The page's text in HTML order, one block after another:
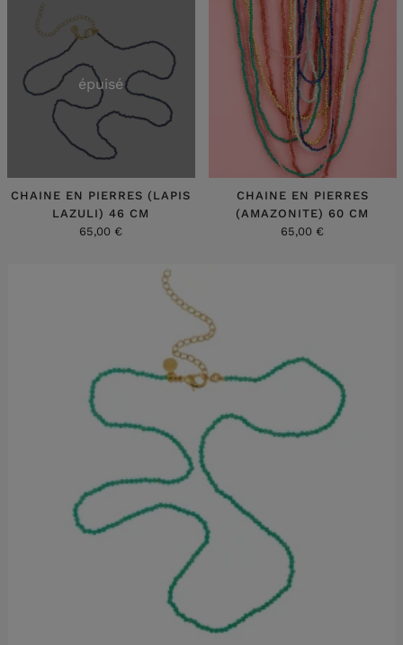
épuisé
CHAINE EN PIERRES (LAPIS
LAZULI) 46 CM
65,00 €
CHAINE EN PIERRES
(AMAZONITE) 60 CM
65,00 €